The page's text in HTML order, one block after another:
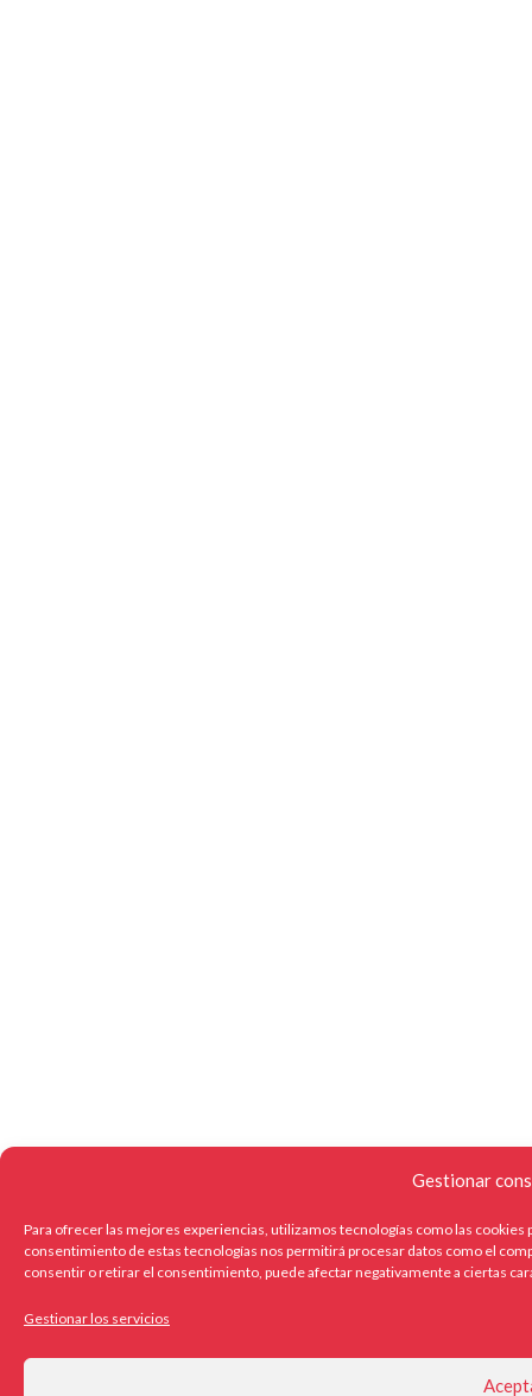
Gestionar
Para ofrecer las mejores experiencias, utilizamos tecnologías como las cookies
consentimiento de estas tecnologías nos permitirá procesar datos como el
consentir o retirar el consentimiento, puede afectar negativamente a ciertas
Gestionar los servicios